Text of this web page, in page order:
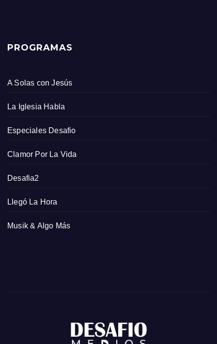
PROGRAMAS
A Solas con Jesús
La Iglesia Habla
Especiales Desafio
Clamor Por La Vida
Desafia2
Llegó La Hora
Musik & Algo Más